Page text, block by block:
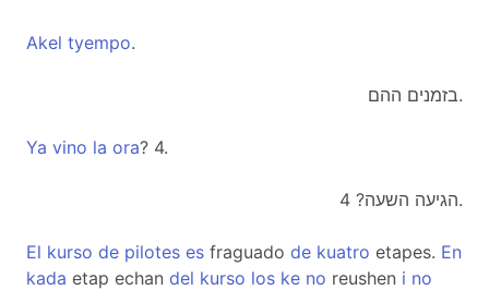
Akel tyempo.
בזמנים ההם.
Ya vino la ora? 4.
הגיעה השעה? 4.
El kurso de pilotes es fraguado de kuatro etapes. En
kada etap echan del kurso los ke no reushen i no